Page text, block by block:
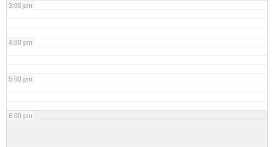
3:00 pm
4:00 pm
5:00 pm
6:00 pm